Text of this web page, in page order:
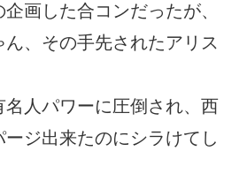
画した合コンだったが、
ん、その手先されたアリス
人パワーに圧倒され、西
ジ出来たのにシラけてし